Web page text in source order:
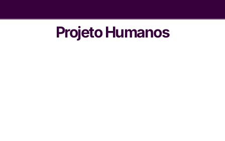
Projeto Humanos